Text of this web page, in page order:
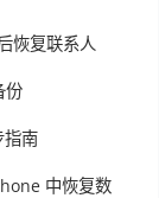
恢复联系人
份
指南
中恢复数